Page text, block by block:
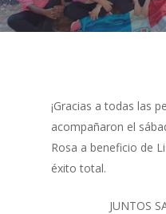
¡Gracias a todas las
acompañaron el
Rosa a beneficio de
éxito total.
JUNTOS